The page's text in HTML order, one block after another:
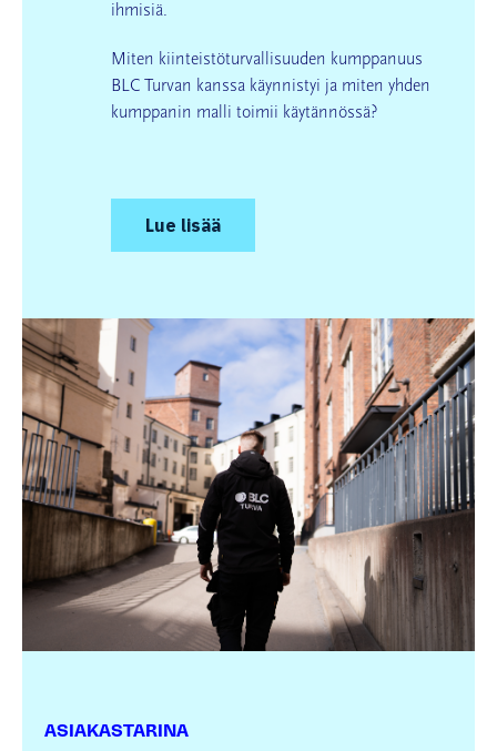
ihmisiä.
Miten kiinteistöturvallisuuden kumppanuus
BLC Turvan kanssa käynnistyi ja miten yhden
kumppanin malli toimii käytännössä?
Lue lisää
ASIAKASTARINA